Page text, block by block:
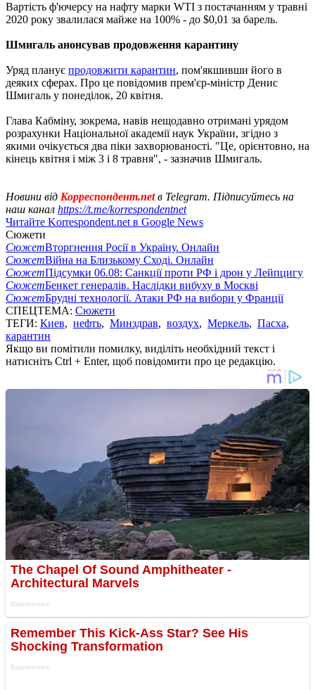
Вартість ф'ючерсу на нафту марки WTI з постачанням у травні
2020 року звалилася майже на 100% - до $0,01 за барель.
Шмигаль анонсував продовження карантину
Уряд планує продовжити карантин, пом'якшивши його в
деяких сферах. Про це повідомив прем'єр-міністр Денис
Шмигаль у понеділок, 20 квітня.
Глава Кабміну, зокрема, навів нещодавно отримані урядом
розрахунки Національної академії наук України, згідно з
якими очікується два піки захворюваності. "Це, орієнтовно, на
кінець квітня і між 3 і 8 травня", - зазначив Шмигаль.
Новини від Корреспондент.netв Telegram. Підписуйтесь на
наш канал https://t.me/korrespondentnet
Читайте Korrespondent.net в Google News
Сюжети
СюжетВторгнення Росії в Україну. Онлайн
СюжетВійна на Близькому Сході. Онлайн
СюжетПідсумки 06.08: Санкції проти РФ і дрон у Лейпцигу
СюжетБенкет генералів. Наслідки вибуху в Москві
СюжетБрудні технології. Атаки РФ на вибори у Франції
СПЕЦТЕМА: Сюжети
ТЕГИ: Киев, нефть, Минздрав, воздух, Меркель, Пасха,
карантин
Якщо ви помітили помилку, виділіть необхідний текст і
натисніть Ctrl + Enter, щоб повідомити про це редакцію.